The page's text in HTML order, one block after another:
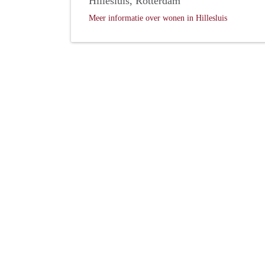
Meer informatie over wonen in Hillesluis